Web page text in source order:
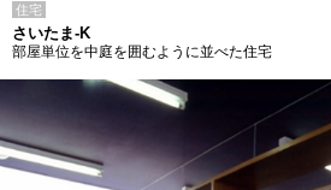
住宅
さいたま-K
部屋単位を中庭を囲むように並べた住宅